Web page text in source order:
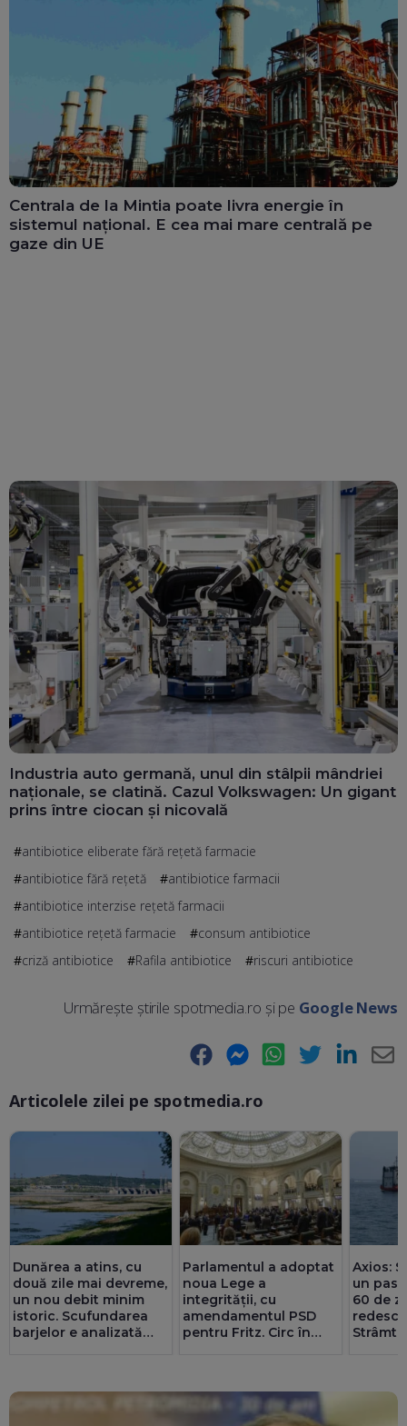
Centrala de la Mintia poate livra energie în
sistemul național. E cea mai mare centrală pe
gaze din UE
Industria auto germană, unul din stâlpii mândriei
naționale, se clatină. Cazul Volkswagen: Un gigant
prins între ciocan și nicovală
antibiotice eliberate fără reţetă farmacie
antibiotice fără rețetă
antibiotice farmacii
antibiotice interzise rețetă farmacii
antibiotice rețetă farmacie
consum antibiotice
criză antibiotice
Rafila antibiotice riscuri antibiotice
Urmărește știrile spotmedia.ro și pe Google News
Facebook Messenger WhatsApp Twitter LinkedIn
Articolele zilei pe spotmedia.ro
Dunărea a atins, cu
două zile mai devreme,
un nou debit minim
istoric. Scufundarea
barjelor e analizată
Parlamentul a adoptat
noua Lege a
integrității, cu
amendamentul PSD
pentru Fritz. Circ în
Axios:
un pas
60 de